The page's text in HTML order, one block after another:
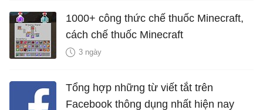
1000+ công thức chế thuốc Minecraft,
cách chế thuốc Minecraft
3 ngày
Tổng hợp những từ viết tắt trên
Facebook thông dụng nhất hiện nay